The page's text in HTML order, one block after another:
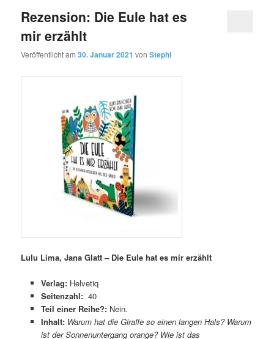
Rezension: Die Eule hat es
mir erzählt
Veröffentlicht am30. Januar 2021 vonStephi
Lulu Lima, Jana Glatt – Die Eule hat es mir erzählt
Verlag: Helvetiq
Seitenzahl:40
Teil einer Reihe?: Nein.
Inhalt: Warum hat die Giraffe so einen langen Hals? Warum
ist der Sonnenuntergang orange? Wie ist das